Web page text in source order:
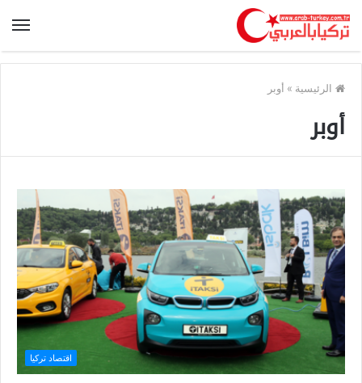
الرئيسية » أوبر
أوبر
اقتصاد تركيا